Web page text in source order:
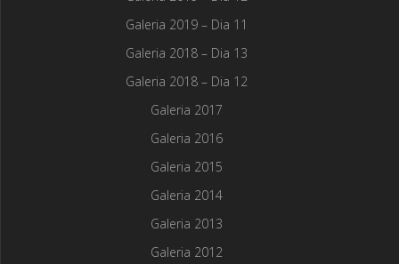
Galeria 2019 – Dia 11
Galeria 2018 – Dia 13
Galeria 2018 – Dia 12
Galeria 2017
Galeria 2016
Galeria 2015
Galeria 2014
Galeria 2013
Galeria 2012